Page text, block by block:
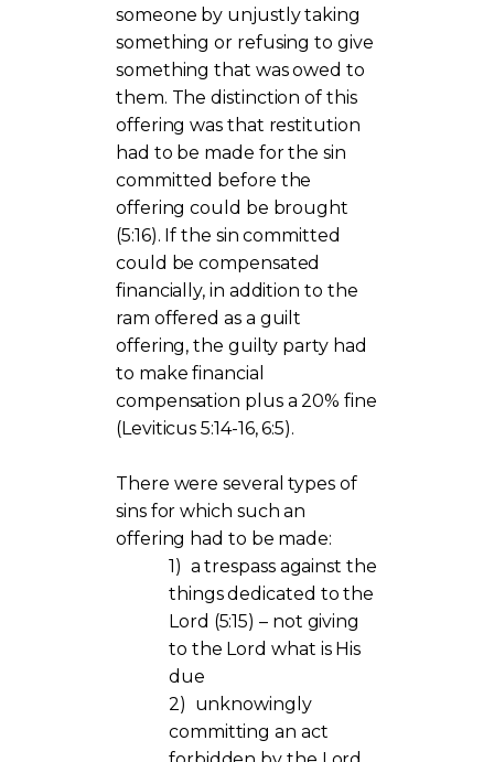
someone by unjustly taking
something or refusing to give
something that was owed to
them. The distinction of this
offering was that restitution
had to be made for the sin
committed before the
offering could be brought
(5:16). If the sin committed
could be compensated
financially, in addition to the
ram offered as a guilt
offering, the guilty party had
to make financial
compensation plus a 20% fine
(Leviticus 5:14-16, 6:5).
There were several types of
sins for which such an
offering had to be made:
1) a trespass against the
things dedicated to the
Lord (5:15) – not giving
to the Lord what is His
due
2) unknowingly
committing an act